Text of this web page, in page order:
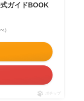
ガイドBOOK
）
ポチップ